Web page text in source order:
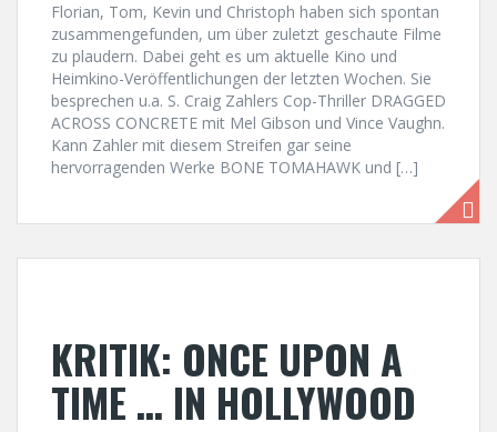
Florian, Tom, Kevin und Christoph haben sich spontan
zusammengefunden, um über zuletzt geschaute Filme
zu plaudern. Dabei geht es um aktuelle Kino und
Heimkino-Veröffentlichungen der letzten Wochen. Sie
besprechen u.a. S. Craig Zahlers Cop-Thriller DRAGGED
ACROSS CONCRETE mit Mel Gibson und Vince Vaughn.
Kann Zahler mit diesem Streifen gar seine
hervorragenden Werke BONE TOMAHAWK und […]
KRITIK: ONCE UPON A
TIME … IN HOLLYWOOD